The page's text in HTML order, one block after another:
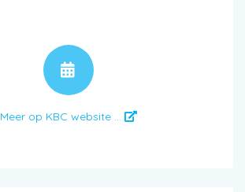
Meer op KBC website ...